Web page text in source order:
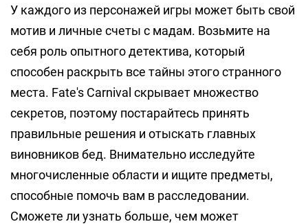
У каждого из персонажей игры может быть свой
мотив и личные счеты с мадам. Возьмите на
себя роль опытного детектива, который
способен раскрыть все тайны этого странного
места. Fate's Carnival скрывает множество
секретов, поэтому постарайтесь принять
правильные решения и отыскать главных
виновников бед. Внимательно исследуйте
многочисленные области и ищите предметы,
способные помочь вам в расследовании.
Сможете ли узнать больше, чем может